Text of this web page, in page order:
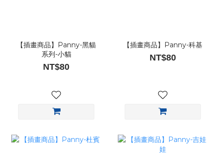
【插畫商品】Panny-黑貓
系列-小貓
NT$80
【插畫商品】Panny-科基
NT$80